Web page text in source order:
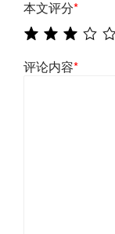
本文评分*
评论内容*